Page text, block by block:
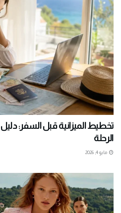
تخطيط الميزانية قبل السفر:
الرحلة
مايو 4, 2026